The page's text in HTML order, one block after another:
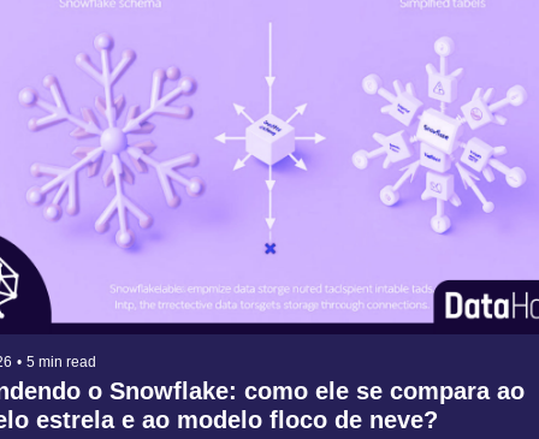
• 5 min read
o Snowflake: como ele se compara ao
estrela e ao modelo floco de neve?